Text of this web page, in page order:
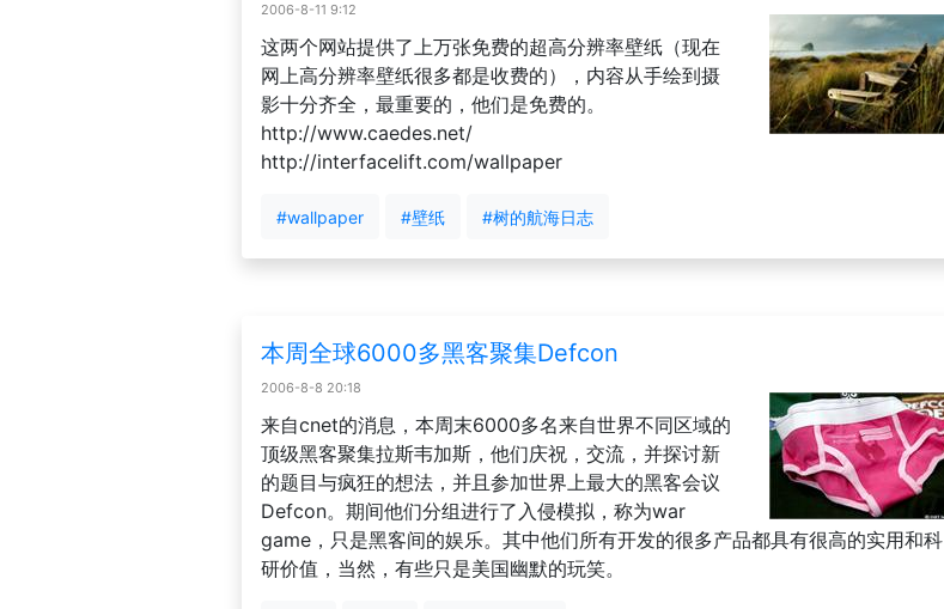
2006-8-11 9:12
这两个网站提供了上万张免费的超高分辨率壁纸（现在
网上高分辨率壁纸很多都是收费的），内容从手绘到摄
影十分齐全，最重要的，他们是免费的。
http://www.caedes.net/
http://interfacelift.com/wallpaper
#wallpaper #壁纸 #树的航海日志
本周全球6000多黑客聚集Defcon
2006-8-8 20:18
来自cnet的消息，本周末6000多名来自世界不同区域的
顶级黑客聚集拉斯韦加斯，他们庆祝，交流，并探讨新
的题目与疯狂的想法，并且参加世界上最大的黑客会议
Defcon。期间他们分组进行了入侵模拟，称为war
game，只是黑客间的娱乐。其中他们所有开发的很多产品都具有很高的实用和科
研价值，当然，有些只是美国幽默的玩笑。